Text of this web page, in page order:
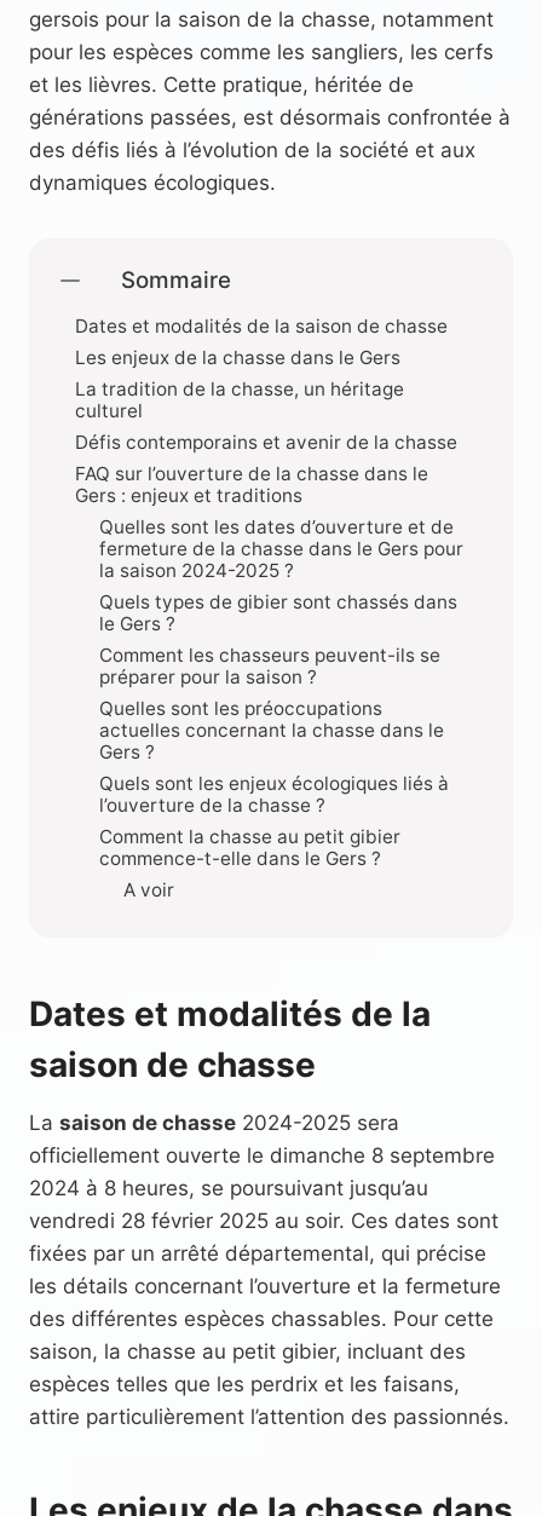
gersois pour la saison de la chasse, notamment
pour les espèces comme les sangliers, les cerfs
et les lièvres. Cette pratique, héritée de
générations passées, est désormais confrontée à
des défis liés à l’évolution de la société et aux
dynamiques écologiques.
Sommaire
Dates et modalités de la saison de chasse
Les enjeux de la chasse dans le Gers
La tradition de la chasse, un héritage
culturel
Défis contemporains et avenir de la chasse
FAQ sur l’ouverture de la chasse dans le
Gers : enjeux et traditions
Quelles sont les dates d’ouverture et de
fermeture de la chasse dans le Gers pour
la saison 2024-2025 ?
Quels types de gibier sont chassés dans
le Gers ?
Comment les chasseurs peuvent-ils se
préparer pour la saison ?
Quelles sont les préoccupations
actuelles concernant la chasse dans le
Gers ?
Quels sont les enjeux écologiques liés à
l’ouverture de la chasse ?
Comment la chasse au petit gibier
commence-t-elle dans le Gers ?
A voir
Dates et modalités de la
saison de chasse
La saison de chasse 2024-2025 sera
officiellement ouverte le dimanche 8 septembre
2024 à 8 heures, se poursuivant jusqu’au
vendredi 28 février 2025 au soir. Ces dates sont
fixées par un arrêté départemental, qui précise
les détails concernant l’ouverture et la fermeture
des différentes espèces chassables. Pour cette
saison, la chasse au petit gibier, incluant des
espèces telles que les perdrix et les faisans,
attire particulièrement l’attention des passionnés.